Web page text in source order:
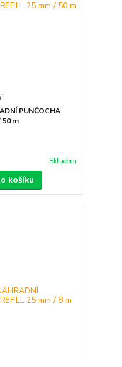
PUNČOCHA
50 m
Skladem
košíku